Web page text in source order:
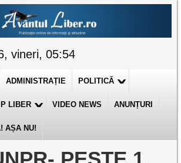
vineri, 05:54
ADMINISTRAȚIE POLITICĂ
LIBER VIDEO NEWS ANUNȚURI
AȘA NU!